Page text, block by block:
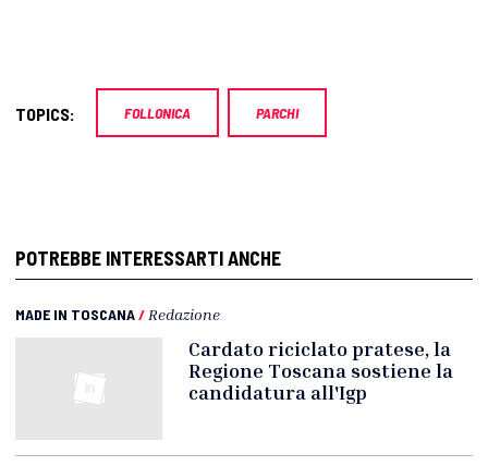
TOPICS: FOLLONICA PARCHI
POTREBBE INTERESSARTI ANCHE
MADE IN TOSCANA/ Redazione
Cardato riciclato pratese, la
Regione Toscana sostiene la
candidatura all'Igp